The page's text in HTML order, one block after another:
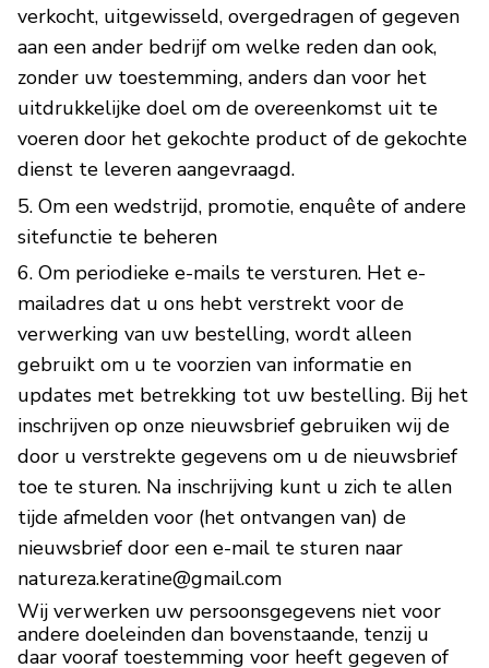
verkocht, uitgewisseld, overgedragen of gegeven
aan een ander bedrijf om welke reden dan ook,
zonder uw toestemming, anders dan voor het
uitdrukkelijke doel om de overeenkomst uit te
voeren door het gekochte product of de gekochte
dienst te leveren aangevraagd.
Om een wedstrijd, promotie, enquête of andere
sitefunctie te beheren
Om periodieke e-mails te versturen. Het e-
mailadres dat u ons hebt verstrekt voor de
verwerking van uw bestelling, wordt alleen
gebruikt om u te voorzien van informatie en
updates met betrekking tot uw bestelling. Bij het
inschrijven op onze nieuwsbrief gebruiken wij de
door u verstrekte gegevens om u de nieuwsbrief
toe te sturen. Na inschrijving kunt u zich te allen
tijde afmelden voor (het ontvangen van) de
nieuwsbrief door een e-mail te sturen naar
natureza.keratine@gmail.com
Wij verwerken uw persoonsgegevens niet voor
andere doeleinden dan bovenstaande, tenzij u
daar vooraf toestemming voor heeft gegeven of